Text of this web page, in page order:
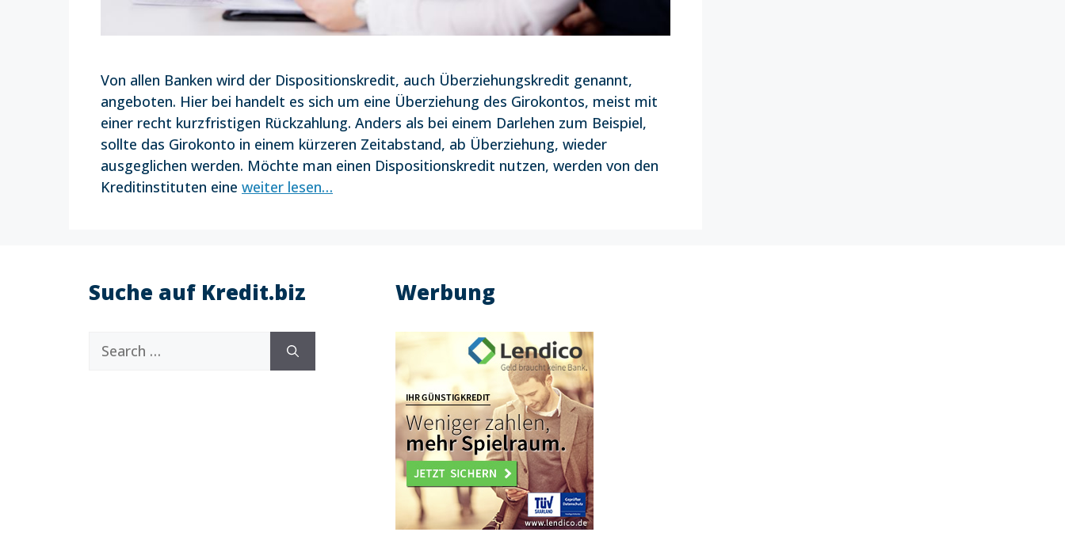
Von allen Banken wird der Dispositionskredit, auch Überziehungskredit genannt,
angeboten. Hier bei handelt es sich um eine Überziehung des Girokontos, meist mit
einer recht kurzfristigen Rückzahlung. Anders als bei einem Darlehen zum Beispiel,
sollte das Girokonto in einem kürzeren Zeitabstand, ab Überziehung, wieder
ausgeglichen werden. Möchte man einen Dispositionskredit nutzen, werden von den
Kreditinstituten eine weiter lesen…
Suche auf Kredit.biz
for:
Werbung